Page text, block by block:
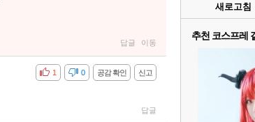
답글 이동
신고
공감 확인
비공감 0
1
답글
새로고침
추천 코스프레